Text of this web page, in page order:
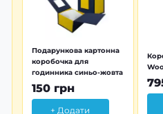
Подарункова картонна
коробочка для
годинника синьо-жовта
150 грн
+ Додати